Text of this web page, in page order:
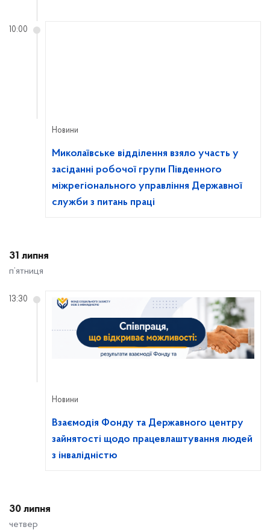
Новини
Миколаївське відділення взяло участь у
засіданні робочої групи Південного
міжрегіонального управління Державної
служби з питань праці
10:00
31 липня
п’ятниця
Новини
Взаємодія Фонду та Державного центру
зайнятості щодо працевлаштування людей
з інвалідністю
13:30
30 липня
четвер